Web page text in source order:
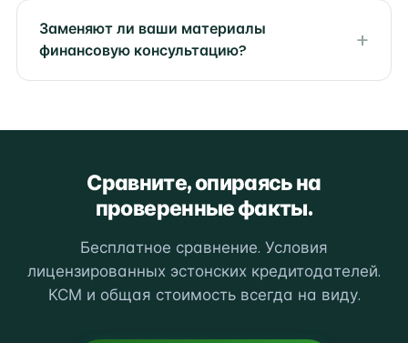
Заменяют ли ваши материалы
финансовую консультацию?
Сравните, опираясь на
проверенные факты.
Бесплатное сравнение. Условия
лицензированных эстонских кредитодателей.
КСМ и общая стоимость всегда на виду.